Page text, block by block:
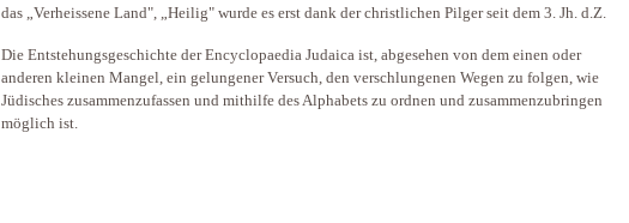
das „Verheissene Land", „Heilig" wurde es erst dank der christlichen Pilger seit dem 3. Jh. d.Z.
Die Entstehungsgeschichte der Encyclopaedia Judaica ist, abgesehen von dem einen oder
anderen kleinen Mangel, ein gelungener Versuch, den verschlungenen Wegen zu folgen, wie
Jüdisches zusammenzufassen und mithilfe des Alphabets zu ordnen und zusammenzubringen
möglich ist.